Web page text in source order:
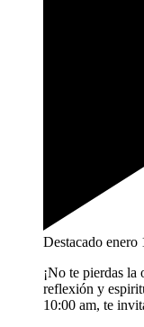
Destacado enero
¡No te pierdas la
reflexión y
10:00 am, te